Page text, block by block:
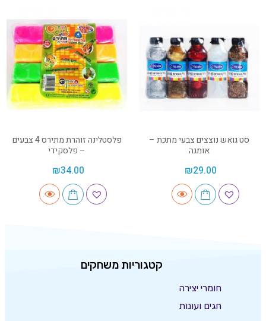
סט גואש נוצצים צבעי מתכת –
אומגה
₪29.00
פלסטלינה זוהרת מתירס 4 צבעים
– פלסקידי
₪34.00
קטגוריות משחקים
חומרי יצירה
חגים ועונות